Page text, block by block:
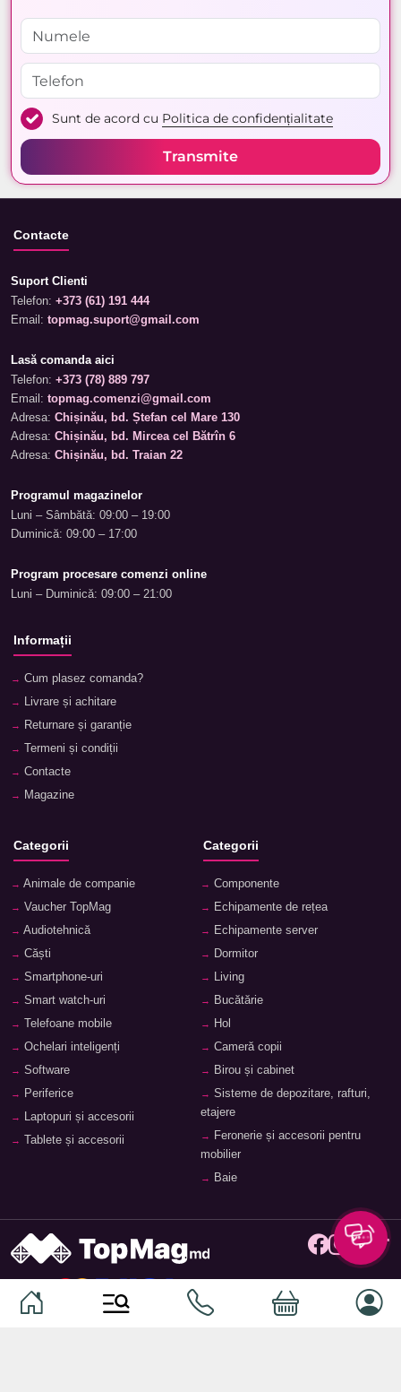
Sunt de acord cu Politica de confidențialitate
Transmite
Contacte
Suport Clienti
Telefon: +373 (61) 191 444
Email: topmag.suport@gmail.com
Lasă comanda aici
Telefon: +373 (78) 889 797
Email: topmag.comenzi@gmail.com
Adresa: Chișinău, bd. Ștefan cel Mare 130
Adresa: Chișinău, bd. Mircea cel Bătrîn 6
Adresa: Chișinău, bd. Traian 22
Programul magazinelor
Luni – Sâmbătă: 09:00 – 19:00
Duminică: 09:00 – 17:00
Program procesare comenzi online
Luni – Duminică: 09:00 – 21:00
Informații
Cum plasez comanda?
Livrare și achitare
Returnare și garanție
Termeni și condiții
Contacte
Magazine
Categorii
Animale de companie
Vaucher TopMag
Audiotehnică
Căști
Smartphone-uri
Smart watch-uri
Telefoane mobile
Ochelari inteligenți
Software
Periferice
Laptopuri și accesorii
Tablete și accesorii
Categorii
Componente
Echipamente de rețea
Echipamente server
Dormitor
Living
Bucătărie
Hol
Cameră copii
Birou și cabinet
Sisteme de depozitare, rafturi,
etajere
Feronerie și accesorii pentru
mobilier
Baie